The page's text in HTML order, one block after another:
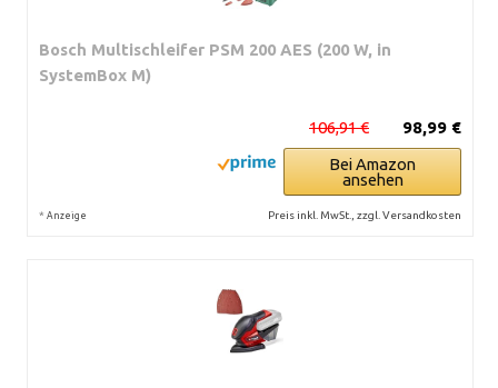
Bosch Multischleifer PSM 200 AES (200 W, in
SystemBox M)
98,99 €
106,91 €
Bei Amazon
ansehen
* Anzeige Preis inkl. MwSt., zzgl. Versandkosten